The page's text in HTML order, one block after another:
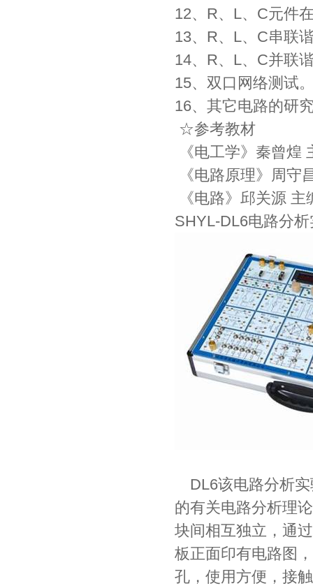
12、R、L、C元件
13、R、L、C串联
14、R、L、C并联
15、双口网络测试
16、其它电路的研
☆参考教材
《电工学》秦曾煌
《电路原理》周守
《电路》邱关源
SHYL-DL6电路分
DL6该电路分析实
的有关电路分析理
块间相互独立，通
板正面印有电路图
孔，使用方便，接